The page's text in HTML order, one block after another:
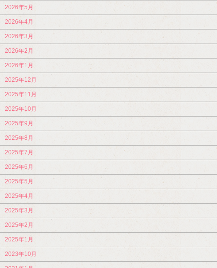
2026年5月
2026年4月
2026年3月
2026年2月
2026年1月
2025年12月
2025年11月
2025年10月
2025年9月
2025年8月
2025年7月
2025年6月
2025年5月
2025年4月
2025年3月
2025年2月
2025年1月
2023年10月